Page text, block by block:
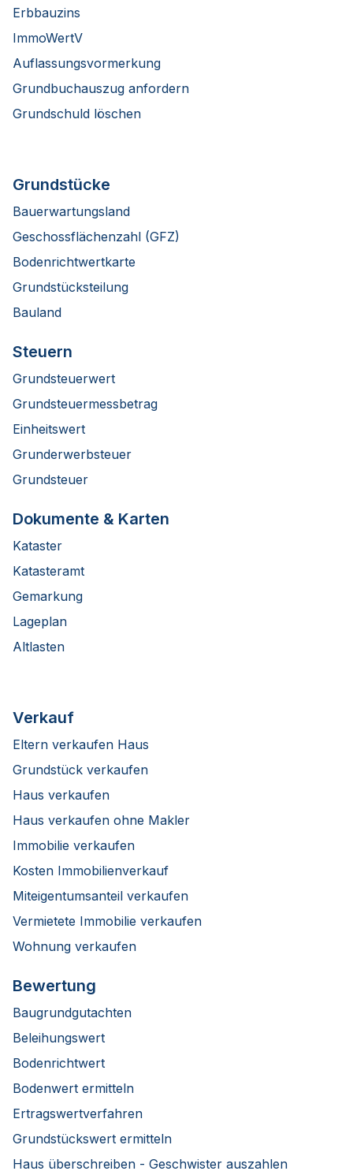
Erbbauzins
ImmoWertV
Auflassungsvormerkung
Grundbuchauszug anfordern
Grundschuld löschen
Grundstücke
Bauerwartungsland
Geschossflächenzahl (GFZ)
Bodenrichtwertkarte
Grundstücksteilung
Bauland
Steuern
Grundsteuerwert
Grundsteuermessbetrag
Einheitswert
Grunderwerbsteuer
Grundsteuer
Dokumente & Karten
Kataster
Katasteramt
Gemarkung
Lageplan
Altlasten
Verkauf
Eltern verkaufen Haus
Grundstück verkaufen
Haus verkaufen
Haus verkaufen ohne Makler
Immobilie verkaufen
Kosten Immobilienverkauf
Miteigentumsanteil verkaufen
Vermietete Immobilie verkaufen
Wohnung verkaufen
Bewertung
Baugrundgutachten
Beleihungswert
Bodenrichtwert
Bodenwert ermitteln
Ertragswertverfahren
Grundstückswert ermitteln
Haus überschreiben - Geschwister auszahlen